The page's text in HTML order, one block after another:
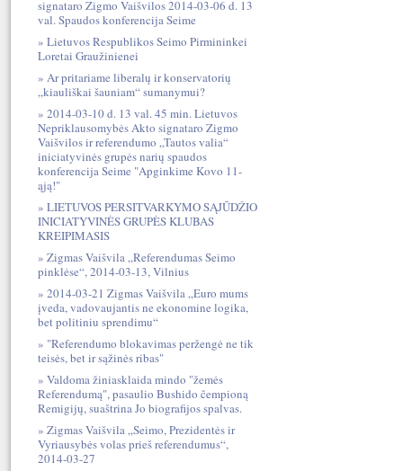
signataro Zigmo Vaišvilos 2014-03-06 d. 13
val. Spaudos konferencija Seime
Lietuvos Respublikos Seimo Pirmininkei
Loretai Graužinienei
Ar pritariame liberalų ir konservatorių
„kiauliškai šauniam“ sumanymui?
2014-03-10 d. 13 val. 45 min. Lietuvos
Nepriklausomybės Akto signataro Zigmo
Vaišvilos ir referendumo „Tautos valia“
iniciatyvinės grupės narių spaudos
konferencija Seime "Apginkime Kovo 11-
ąją!"
LIETUVOS PERSITVARKYMO SĄJŪDŽIO
INICIATYVINĖS GRUPĖS KLUBAS
KREIPIMASIS
Zigmas Vaišvila „Referendumas Seimo
pinklėse“, 2014-03-13, Vilnius
2014-03-21 Zigmas Vaišvila „Euro mums
įveda, vadovaujantis ne ekonomine logika,
bet politiniu sprendimu“
"Referendumo blokavimas peržengė ne tik
teisės, bet ir sąžinės ribas"
Valdoma žiniasklaida mindo "žemės
Referendumą", pasaulio Bushido čempioną
Remigijų, suaštrina Jo biografijos spalvas.
Zigmas Vaišvila „Seimo, Prezidentės ir
Vyriausybės volas prieš referendumus“,
2014-03-27